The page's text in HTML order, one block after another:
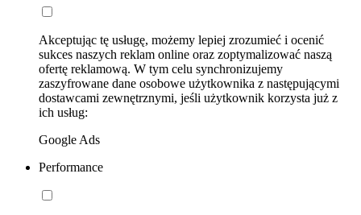
Akceptując tę usługę, możemy lepiej zrozumieć i ocenić
sukces naszych reklam online oraz zoptymalizować naszą
ofertę reklamową. W tym celu synchronizujemy
zaszyfrowane dane osobowe użytkownika z następującymi
dostawcami zewnętrznymi, jeśli użytkownik korzysta już z
ich usług:
Google Ads
Performance